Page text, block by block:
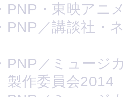
PNP・東映アニ
PNP／講談社・
PNP／ミュージ
製作委員会2014